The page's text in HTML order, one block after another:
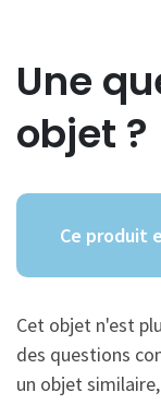
Une
objet ?
Ce produit
Cet objet n'est
des questions
un objet